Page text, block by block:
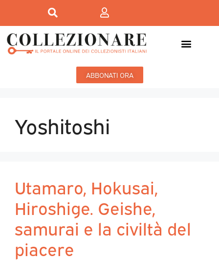
ABBONATI ORA
Yoshitoshi
Utamaro, Hokusai,
Hiroshige. Geishe,
samurai e la civiltà del
piacere